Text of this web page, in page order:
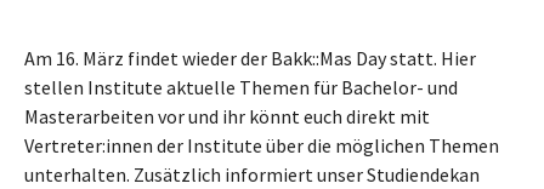
Am 16. März findet wieder der Bakk::Mas Day statt. Hier
stellen Institute aktuelle Themen für Bachelor- und
Masterarbeiten vor und ihr könnt euch direkt mit
Vertreter:innen der Institute über die möglichen Themen
unterhalten. Zusätzlich informiert unser Studiendekan